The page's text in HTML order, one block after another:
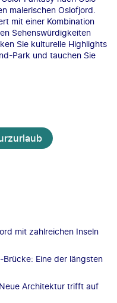
malerischen Oslofjord.
mit einer Kombination
Sehenswürdigkeiten
Sie kulturelle Highlights
Park und tauchen Sie
mit zahlreichen Inseln
Eine der längsten
Architektur trifft auf